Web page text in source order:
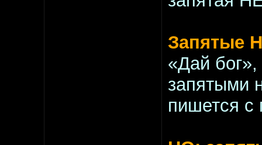
Запятые
«Дай
запятыми
пишется с